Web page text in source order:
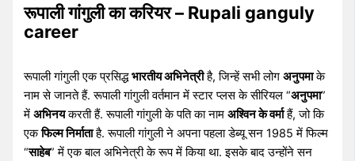
रूपाली गांगुली का करियर – Rupali ganguly
career
रूपाली गांगुली एक प्रसिद्धभारतीय अभिनेत्रीहै, जिन्हें सभी लोगअनुपमाके
नाम से जानते हैं. रूपाली गांगुली वर्तमान में स्टार प्लस के सीरियल “अनुपमा”
मेंअभिनयकरती हैं. रूपाली गांगुली के पति का नामअश्विन के वर्माहैं, जो कि
एकफिल्म निर्माताहै. रूपाली गांगुली ने अपना पहला डेब्यू सन 1985 में फिल्म
“साहेब” में एक बाल अभिनेत्री के रूप में किया था. इसके बाद उन्होंने सन